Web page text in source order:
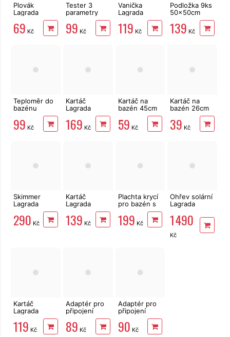
Plovák
Lagrada
bazénový na
tablety 200
69 Kč
Tester 3
parametry
chlór, pH,
alkalita, 50ks
99 Kč
Vanička
Lagrada
oplach nohou
119 Kč
Podložka 9ks
50x50cm
4mm pod
bazén modrá
Lagrada
139 Kč
Teploměr do
bazénu
92483
99 Kč
Kartáč
Lagrada
vysávací na
dno bazénu s
169 Kč
Kartáč na
bazén 45cm
59 Kč
Kartáč na
bazén 26cm
85805
39 Kč
Skimmer
Lagrada
90277 pro
nadzemní
bazény
290 Kč
Kartáč
Lagrada
93567 sací na
dno a rohy
bazénu
139 Kč
Plachta krycí
pro bazén s
konstrukcí o
průměru 305
199 Kč
Ohřev solární
Lagrada
1 490
Kč
Kartáč
Lagrada
84807 sací na
dno a rohy
bazénu
119 Kč
Adaptér pro
připojení
bazénového
vysavače 32
mm
89 Kč
Adaptér pro
připojení
nebo
skimmeru k
90 Kč